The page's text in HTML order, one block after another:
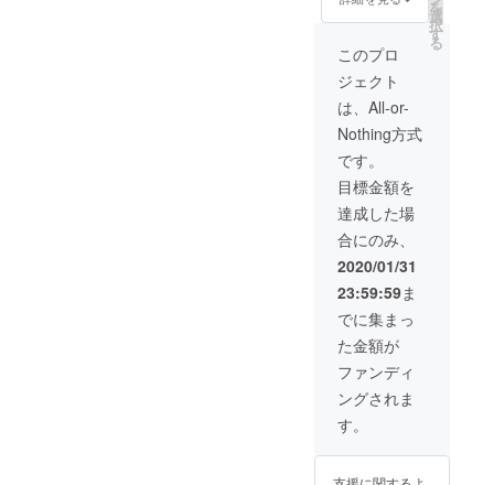
含まれ
ませ
ん。
い。
望があ
ればロ
ゴ付き
で。電
子デー
タでの
ご提供
をお願
れさせ
ていた
だきま
す。 ※
備考欄
にてご
希望の
お名前
や会社
名をお
知らせ
くださ
い。
を
選
択
す
る
このプロ
ジェクト
は、All-or-
Nothing方式
です。
目標金額を
達成した場
合にのみ、
2020/01/31
23:59:59ま
でに集まっ
た金額が
ファンディ
ングされま
す。